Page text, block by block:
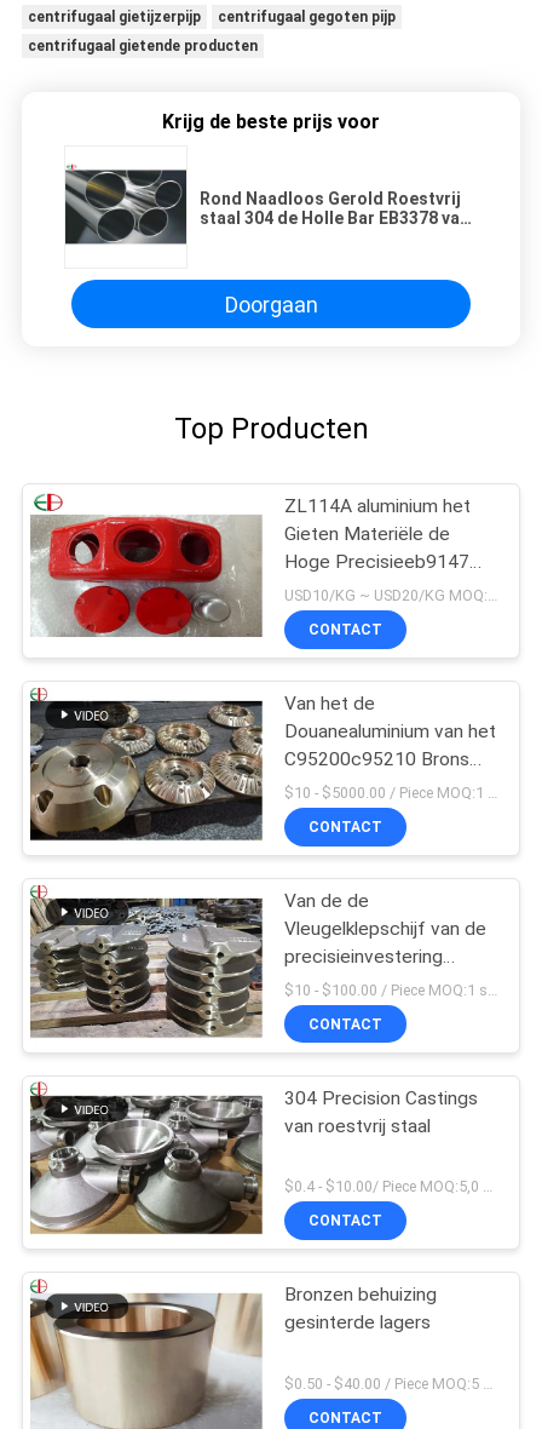
centrifugaal gietijzerpijp
centrifugaal gegoten pijp
centrifugaal gietende producten
Krijg de beste prijs voor
Rond Naadloos Gerold Roestvrij
staal 304 de Holle Bar EB3378 van
Doorgaan
Top Producten
ZL114A aluminium het
Gieten Materiële de
Hoge Precisieeb9147
Rode Kleur van
Legeringenalu
USD10/KG ~ USD20/KG MOQ:50kg
CONTACT
Van het de
Douanealuminium van het
C95200c95210 Brons
het Gietende Lichaam
van de het Bronsklep
CONTACT
Van de de
Vleugelklepschijf van de
precisieinvestering
Gietend Het
Bronsmessing 009
ASTM B61 B62
CONTACT
304 Precision Castings
van roestvrij staal
$0.4 - $10.00/ Piece MOQ:5,0 Kilogram
CONTACT
Bronzen behuizing
gesinterde lagers
$0.50 - $40.00 / Piece MOQ:5 stukken
CONTACT